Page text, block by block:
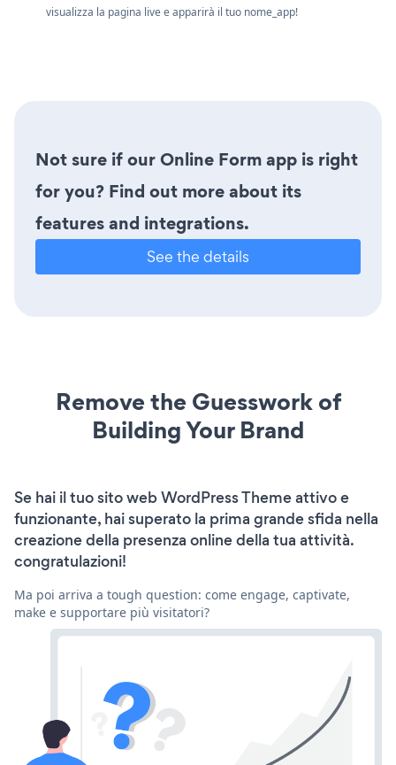
visualizza la pagina live e apparirà il tuo nome_app!
Not sure if our Online Form app is right
for you? Find out more about its
features and integrations.
See the details
Remove the Guesswork of
Building Your Brand
Se hai il tuo sito web WordPress Theme attivo e
funzionante, hai superato la prima grande sfida nella
creazione della presenza online della tua attività.
congratulazioni!
Ma poi arriva a tough question: come engage, captivate,
make e supportare più visitatori?